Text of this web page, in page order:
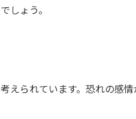
しょう。
えられています。恐れの感